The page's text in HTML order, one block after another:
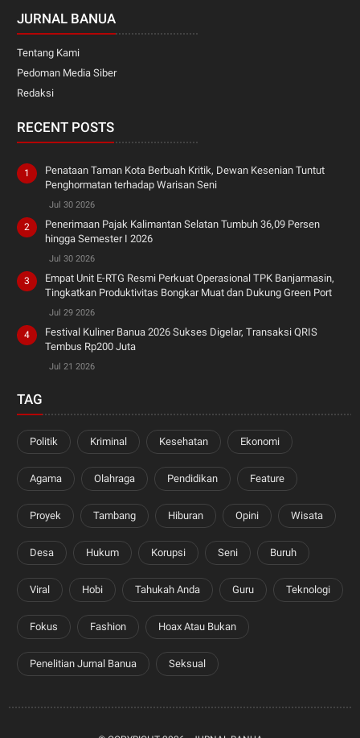
JURNAL BANUA
Tentang Kami
Pedoman Media Siber
Redaksi
RECENT POSTS
Penataan Taman Kota Berbuah Kritik, Dewan Kesenian Tuntut
Penghormatan terhadap Warisan Seni
Jul 30 2026
Penerimaan Pajak Kalimantan Selatan Tumbuh 36,09 Persen
hingga Semester I 2026
Jul 30 2026
Empat Unit E-RTG Resmi Perkuat Operasional TPK Banjarmasin,
Tingkatkan Produktivitas Bongkar Muat dan Dukung Green Port
Jul 29 2026
Festival Kuliner Banua 2026 Sukses Digelar, Transaksi QRIS
Tembus Rp200 Juta
Jul 21 2026
TAG
Politik Kriminal Kesehatan Ekonomi
Agama Olahraga Pendidikan Feature
Proyek Tambang Hiburan Opini Wisata
Desa Hukum Korupsi Seni Buruh
Viral Hobi Tahukah Anda Guru Teknologi
Fokus Fashion Hoax Atau Bukan
Penelitian Jurnal Banua Seksual